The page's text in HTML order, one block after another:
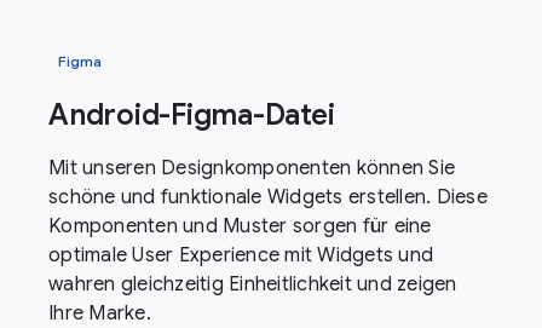
Figma
Android-Figma-Datei
Mit unseren Designkomponenten können Sie
schöne und funktionale Widgets erstellen. Diese
Komponenten und Muster sorgen für eine
optimale User Experience mit Widgets und
wahren gleichzeitig Einheitlichkeit und zeigen
Ihre Marke.